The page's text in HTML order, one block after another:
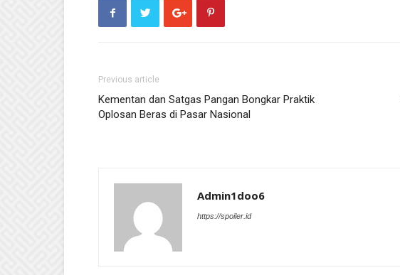
Previous article
Kementan dan Satgas Pangan Bongkar Praktik
Oplosan Beras di Pasar Nasional
Admin1doo6
https://spoiler.id